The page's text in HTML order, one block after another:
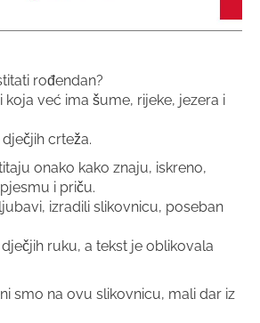
rođendan?
već ima šume, rijeke, jezera i
crteža.
onako kako znaju, iskreno,
i priču.
izradili slikovnicu, poseban
ruku, a tekst je oblikovala
smo na ovu slikovnicu, mali dar iz